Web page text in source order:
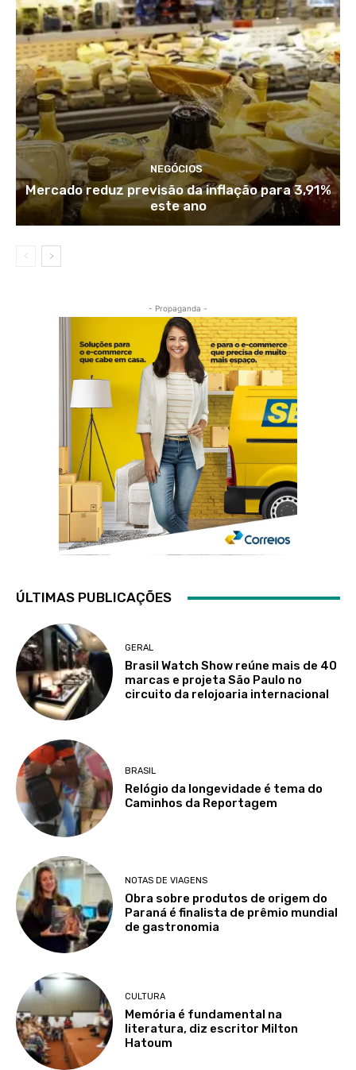
NEGÓCIOS
Mercado reduz previsão da inflação para 3,91%
este ano
- Propaganda -
ÚLTIMAS PUBLICAÇÕES
GERAL
Brasil Watch Show reúne mais de 40
marcas e projeta São Paulo no
circuito da relojoaria internacional
BRASIL
Relógio da longevidade é tema do
Caminhos da Reportagem
NOTAS DE VIAGENS
Obra sobre produtos de origem do
Paraná é finalista de prêmio mundial
de gastronomia
CULTURA
Memória é fundamental na
literatura, diz escritor Milton
Hatoum